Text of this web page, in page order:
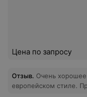
Цена по запросу
Отзыв. Очень
европейском стиле.